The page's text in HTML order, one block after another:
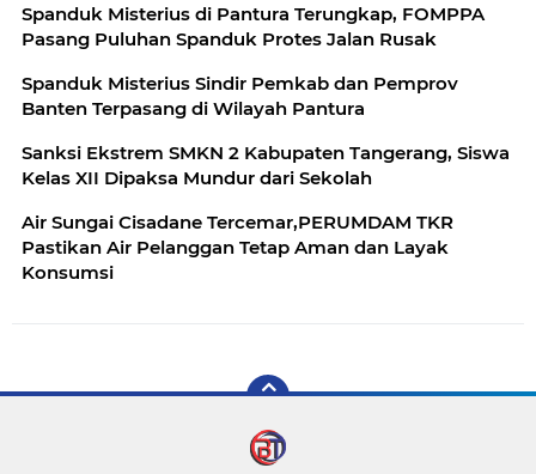
Spanduk Misterius di Pantura Terungkap, FOMPPA
Pasang Puluhan Spanduk Protes Jalan Rusak
Spanduk Misterius Sindir Pemkab dan Pemprov
Banten Terpasang di Wilayah Pantura
Sanksi Ekstrem SMKN 2 Kabupaten Tangerang, Siswa
Kelas XII Dipaksa Mundur dari Sekolah
Air Sungai Cisadane Tercemar,PERUMDAM TKR
Pastikan Air Pelanggan Tetap Aman dan Layak
Konsumsi